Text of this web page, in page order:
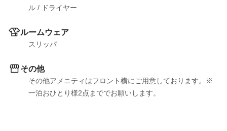
ル / ドライヤー
ルームウェア
スリッパ
その他
その他アメニティはフロント横にご用意しております。※
一泊おひとり様2点まででお願いします。